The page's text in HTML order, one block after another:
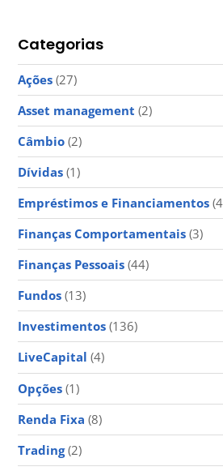
Categorias
Ações (27)
Asset management (2)
Câmbio (2)
Dívidas (1)
Empréstimos e Financiamentos
Finanças Comportamentais (3)
Finanças Pessoais (44)
Fundos (13)
Investimentos (136)
LiveCapital (4)
Opções (1)
Renda Fixa (8)
Trading(2)